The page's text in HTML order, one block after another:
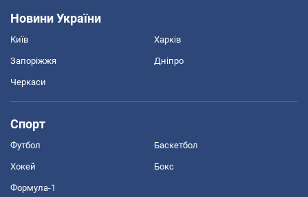
Новини України
Київ Харків
Запоріжжя Дніпро
Черкаси
Спорт
Футбол Баскетбол
Хокей Бокс
Формула-1